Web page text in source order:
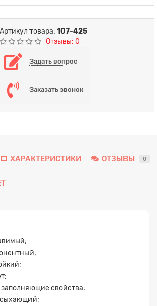
Артикул товара: 107-425
Отзывы: 0
Задать вопрос
Заказать звонок
ХАРАКТЕРИСТИКИ ОТЗЫВЫ 0
свойства;